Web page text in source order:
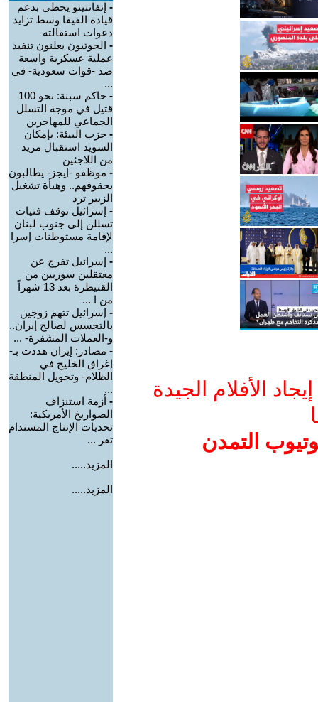
الأفلام الجيدة
التمدن
- إنفانتينو يحظى بدعم
قيادة الفيفا وسط تزايد
دعوات استقالته
- الحوثيون يعلنون تنفيذ
عملية عسكرية واسعة
ضد -قوات سعودية- في
...
-
حاكم سبتة: نحو 100
قتيل في موجة التسلل
الجماعي للمهاجرين
- حزب البيئة: بإمكان
السويد استقبال مزيد
من اللاجئين
- موظفو -إيجز- يطالبون
بحقوقهم.. وهيأة تشغيل
الزبير ترد
- إسرائيل توقف فتيات
تسللن إلى جنوب لبنان
لإقامة مستوطنات إسرا
...
- إسرائيل تفرج عن
معتقلين سوريين من
القنيطرة بعد 13 شهراً
من ا ...
- إسرائيل تتهم زوجين
بالتجسس لصالح إيران..
و-العملات المشفرة- ...
- مصادر: إيران هددت بـ-
إغراق الخليج في
الظلام- وتحويل المنطقة
...
- أزمة استنزاف
الصواريخ الأمريكية:
تحديات الإنتاج المستدام
تفر ...
المزيد.....
المزيد.....